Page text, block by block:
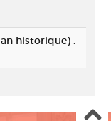
historique) :